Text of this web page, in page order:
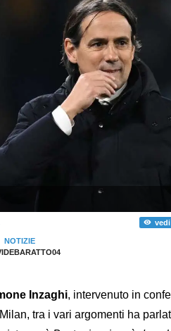
NOTIZIE
Inzaghi, intervenuto in
tra i vari argomenti ha